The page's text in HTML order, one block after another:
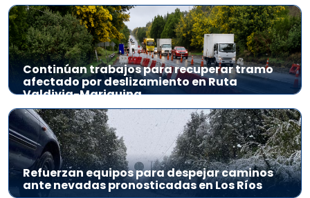
Continúan trabajos para recuperar tramo
afectado por deslizamiento en Ruta
Valdivia-Mariquina
Refuerzan equipos para despejar caminos
ante nevadas pronosticadas en Los Ríos